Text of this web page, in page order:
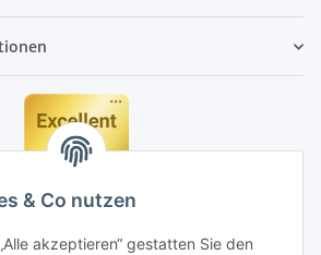
& Co nutzen
akzeptieren“ gestatten Sie den